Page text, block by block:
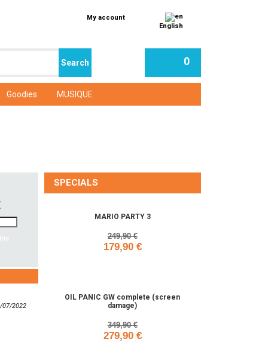
My account
English
0
Goodies MUSIQUE
07/2022
SPECIALS
MARIO PARTY 3
249,90 €
179,90 €
OIL PANIC GW complete (screen
damage)
349,90 €
279,90 €